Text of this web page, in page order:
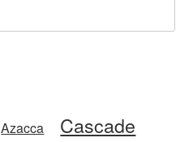
Azacca Cascade